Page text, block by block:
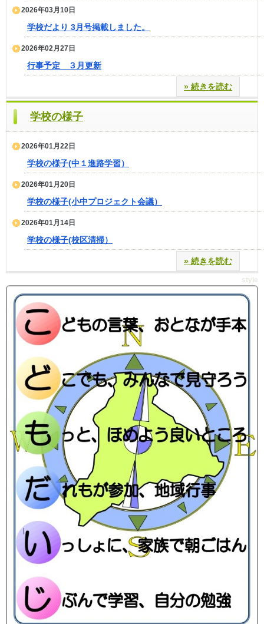
2026年03月10日
学校だより 3月号掲載しました。
2026年02月27日
行事予定 ３月更新
» 続きを読む
学校の様子
2026年01月22日
学校の様子(中１進路学習）
2026年01月20日
学校の様子(小中プロジェクト会議）
2026年01月14日
学校の様子(校区清掃）
» 続きを読む
style